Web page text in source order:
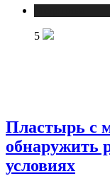
5
Пластырь с
обнаружить
условиях